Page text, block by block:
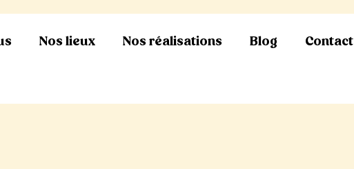
Nos lieux Nos réalisations Blog Contact